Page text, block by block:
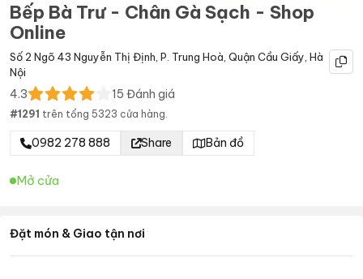
Bếp Bà Trư - Chân Gà Sạch - Shop
Online
Số 2 Ngõ 43 Nguyễn Thị Định P. Trung Hoà Quận Cầu Giấy Hà
Nội
4.3 15 Đánh giá
#1291 trên tổng 5323 cửa hàng.
0982 278 888 Share Bản đồ
Mở cửa
Đặt món & Giao tận nơi